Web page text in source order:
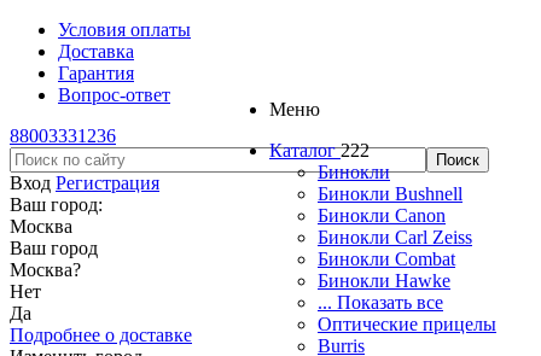
Условия оплаты
Доставка
Гарантия
Вопрос-ответ
88003331236
Вход Регистрация
Ваш город:
Москва
Ваш город
Москва?
Нет
Да
Подробнее о доставке
Меню
Каталог 222
Бинокли
Бинокли Bushnell
Бинокли Canon
Бинокли Carl Zeiss
Бинокли Combat
Бинокли Hawke
... Показать все
Оптические прицелы
Burris